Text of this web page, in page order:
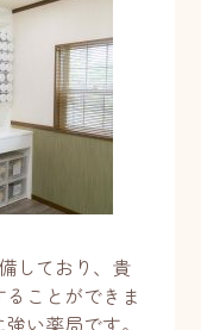
しており、貴
ことができま